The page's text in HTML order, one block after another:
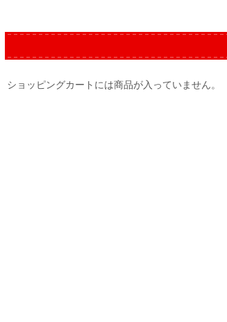
ショッピングカートには商品が入っていません。